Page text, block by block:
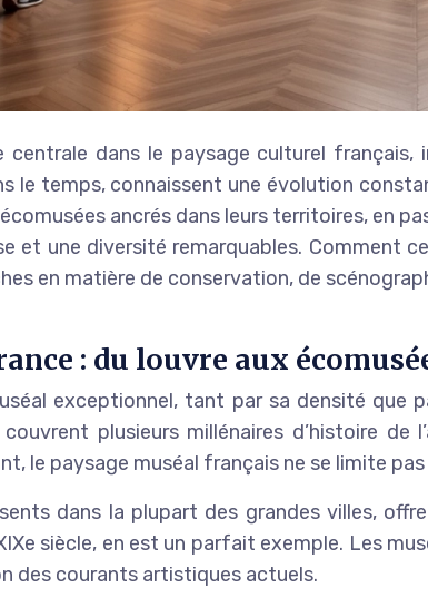
centrale dans le paysage culturel
le temps, connaissent une évolution
ancrés dans leurs territoires, en
et une diversité remarquables. Comment
en matière de conservation, de
: du louvre aux
exceptionnel, tant par sa densité que
plusieurs millénaires d’histoire de
le paysage muséal français ne se limite
dans la plupart des grandes villes,
siècle, en est un parfait exemple. Les
des courants artistiques actuels.